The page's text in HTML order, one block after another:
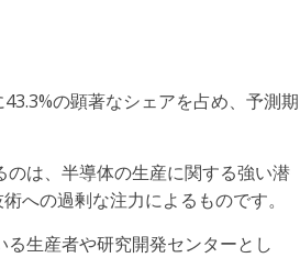
の顕著なシェアを占め、予測期
は、半導体の生産に関する強い潜
への過剰な注力によるものです。
生産者や研究開発センターとし